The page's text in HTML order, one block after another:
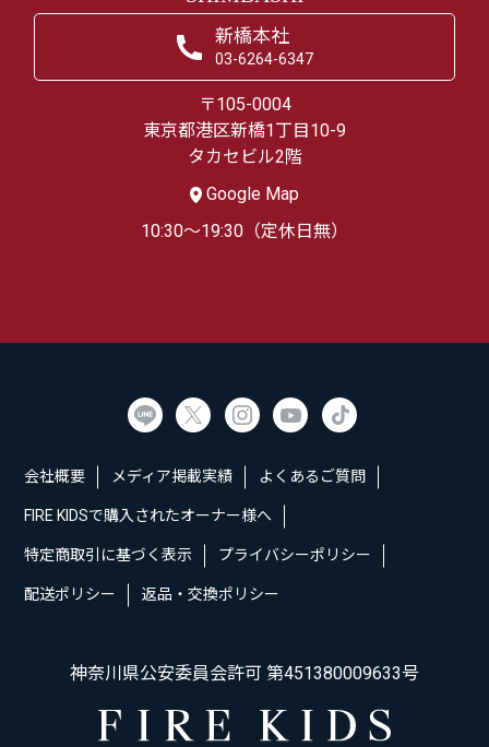
新橋本社
03-6264-6347
〒105-0004
東京都港区新橋1丁目10-9
タカセビル2階
Google Map
10:30～19:30（定休日無）
会社概要 メディア掲載実績 よくあるご質問
FIRE KIDSで購入されたオーナー様へ
特定商取引に基づく表示 プライバシーポリシー
配送ポリシー 返品・交換ポリシー
神奈川県公安委員会許可 第451380009633号